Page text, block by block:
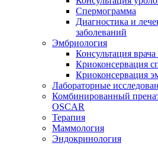
Спермограмма
Диагностика и
заболеваний
Эмбриология
Консультация
Криоконсервация
Криоконсервация
Лабораторные
Комбинированный
OSCAR
Терапия
Маммология
Эндокринология